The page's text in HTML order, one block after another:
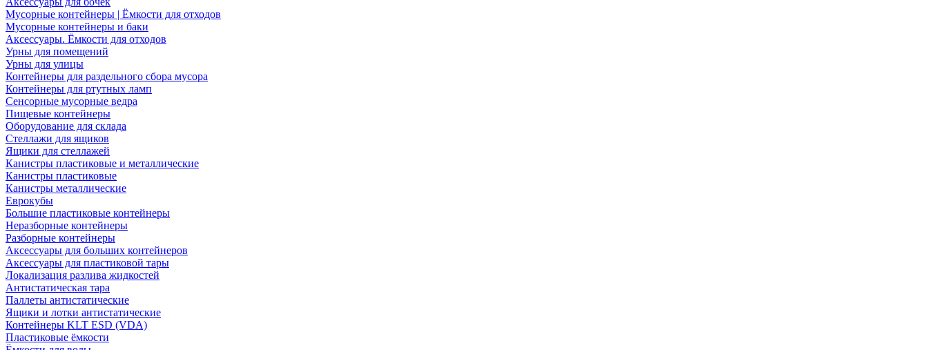
Мусорные контейнеры | Ёмкости для отходов
Мусорные контейнеры и баки
Аксессуары. Ёмкости для отходов
Урны для помещений
Урны для улицы
Контейнеры для раздельного сбора мусора
Контейнеры для ртутных ламп
Сенсорные мусорные ведра
Пищевые контейнеры
Оборудование для склада
Стеллажи для ящиков
Ящики для стеллажей
Канистры пластиковые и металлические
Канистры пластиковые
Канистры металлические
Еврокубы
Большие пластиковые контейнеры
Неразборные контейнеры
Разборные контейнеры
Аксессуары для больших контейнеров
Аксессуары для пластиковой тары
Локализация разлива жидкостей
Антистатическая тара
Паллеты антистатические
Ящики и лотки антистатические
Контейнеры KLT ESD (VDA)
Пластиковые ёмкости